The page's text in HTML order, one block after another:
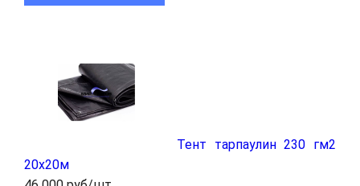
Тент тарпаулин 230 гм2
20x20м